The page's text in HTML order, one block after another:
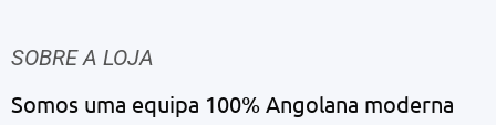
SOBRE A LOJA
Somos uma equipa 100% Angolana moderna